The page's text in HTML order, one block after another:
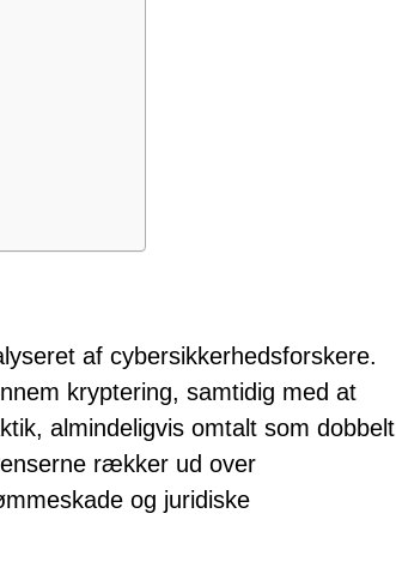
af cybersikkerhedsforskere.
kryptering, samtidig med at
almindeligvis omtalt som dobbelt
rækker ud over
og juridiske